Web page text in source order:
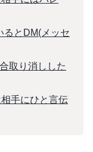
るとDM(メッセ
取り消しした
手にひと言伝